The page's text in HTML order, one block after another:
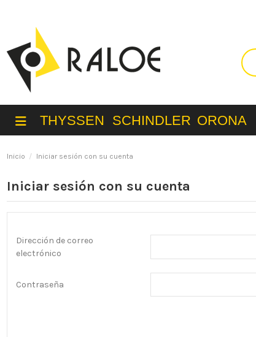
THYSSEN SCHINDLER ORONA
Inicio Iniciar sesión con su cuenta
Iniciar sesión con su cuenta
Dirección de correo
electrónico
Contraseña